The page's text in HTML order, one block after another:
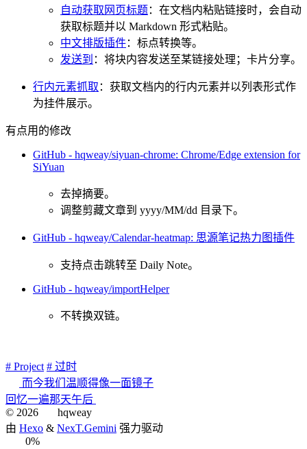
自动获取网页标题 ：在文档内粘贴链接时，会自动
获取标题并以 Markdown 形式粘贴。
中文排版插件：标点转换等。
发送到 ：将块内容发送至某链接处理；卡片分享。
行内元素抓取 ：获取文档内的行内元素并以列表形式作
为挂件展示。
有点用的修改
GitHub - hqweay/siyuan-chrome: Chrome/Edge extension for
SiYuan
去掉摘要。
调整剪藏文章到 yyyy/MM/dd 目录下。
GitHub - hqweay/Calendar-heatmap: 思源笔记热力图插件
支持点击跳转至 Daily Note。
GitHub - hqweay/importHelper
不转换双链。
# Project # 过时
而今我们温顺得像一面镜子
回忆一遍那天午后
© 2026
hqweay
由 Hexo & NexT.Gemini 强力驱动
0%